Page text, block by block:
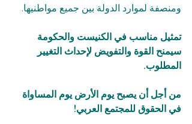
ومنصفة لموارد الدولة بين جميع مواطنيها.
تمثيل مناسب في الكنيست والحكومة
سيمنح القوة والتفويض لإحداث التغيير
المطلوب.
من أجل أن يصبح يوم الأرض يوم المساواة
في الحقوق للمجتمع العربي!